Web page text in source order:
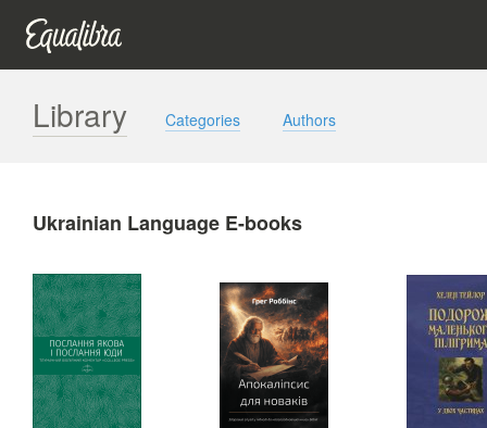
Library Categories Authors
Ukrainian Language E-books